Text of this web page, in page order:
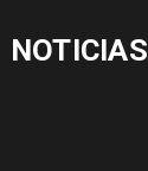
NOTICIAS